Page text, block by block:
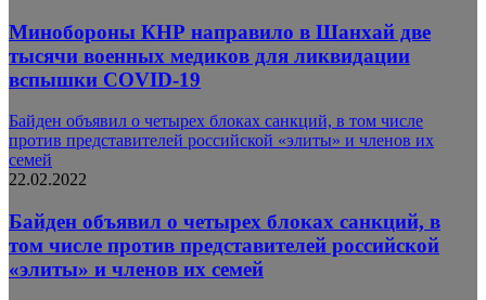
Минобороны КНР направило в Шанхай две
тысячи военных медиков для ликвидации
вспышки COVID-19
Байден объявил о четырех блоках санкций, в том числе
против представителей российской «элиты» и членов их
семей
22.02.2022
Байден объявил о четырех блоках санкций, в
том числе против представителей российской
«элиты» и членов их семей